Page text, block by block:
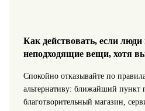
Как действовать, если люди
неподходящие вещи, хотя
Спокойно отказывайте по
альтернативу: ближайший пункт
благотворительный магазин,